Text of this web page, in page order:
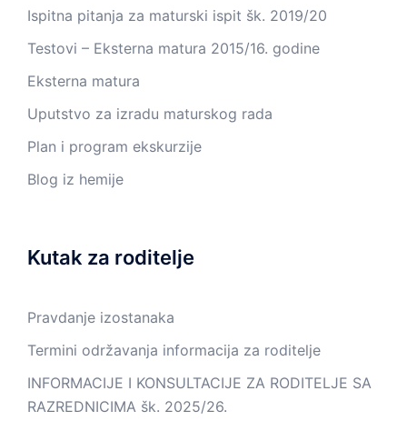
Ispitna pitanja za maturski ispit šk. 2019/20
Testovi – Eksterna matura 2015/16. godine
Eksterna matura
Uputstvo za izradu maturskog rada
Plan i program ekskurzije
Blog iz hemije
Kutak za roditelje
Pravdanje izostanaka
Termini održavanja informacija za roditelje
INFORMACIJE I KONSULTACIJE ZA RODITELJE SA
RAZREDNICIMA šk. 2025/26.